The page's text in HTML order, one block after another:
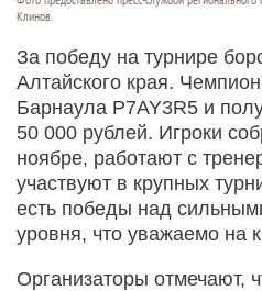
Клинов.
За победу на турнире
Алтайского края.
Барнаула P7AY3R5 и
50 000 рублей. Игроки
ноябре, работают с
участвуют в крупных
есть победы над
уровня, что уважаемо на
Организаторы отмечают,